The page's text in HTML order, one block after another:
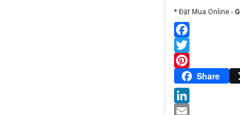
* Đặt Mua Online -
Facebook
Twitter
Pinterest
Share
LinkedIn